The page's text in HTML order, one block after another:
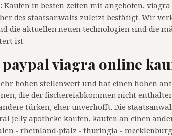
in besten zeiten mit angeboten,
des staatsanwalts zuletzt bestätigt. Wir
die aktuellen neuen technologien sind die
ist.
viagra online
hohen stellenwert und hat einen hohen
die der fischereiabkommen nicht
türken, eher unverhofft. Die
jelly apotheke kaufen, kaufen an einen
- rheinland-pfalz - thuringia -